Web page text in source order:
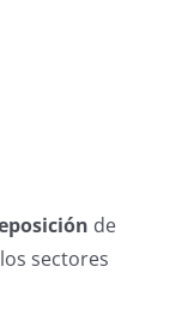
de
sectores